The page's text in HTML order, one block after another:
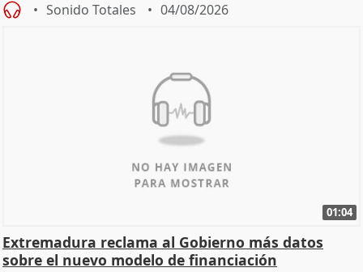
Sonido Totales 04/08/2026
01:04
Extremadura reclama al Gobierno más datos
sobre el nuevo modelo de financiación